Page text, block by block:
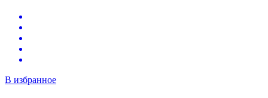
В избранное